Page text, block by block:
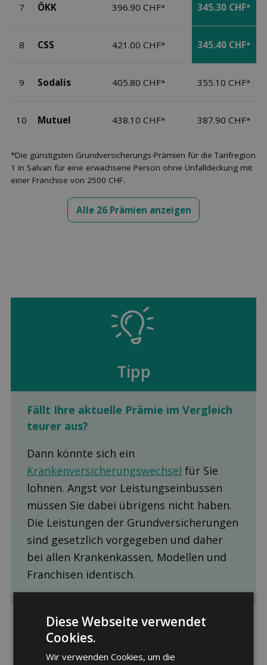
7 ÖKK 396.90 CHF* 345.30 CHF*
8 CSS 421.00 CHF* 345.40 CHF*
9 Sodalis 405.80 CHF* 355.10 CHF*
10 Mutuel 438.10 CHF* 387.90 CHF*
*Die günstigsten Grundversicherungs-Prämien für die Tarifregion
1 in Salvan für eine erwachsene Person ohne Unfalldeckung mit
einer Franchise von 2500 CHF.
Alle 26 Prämien anzeigen
Tipp
Fällt Ihre aktuelle Prämie im Ver­gleich
teurer aus?
Dann könnte sich ein
Krankenversicherungswechsel für Sie
lohnen. Angst vor Leistungseinbussen
müssen Sie dabei übrigens nicht haben.
Die Leistungen der Grundversicherungen
sind gesetzlich vorgegeben und daher
bei allen Krankenkassen, Modellen und
Franchisen identisch.
Diese Webseite verwendet
Cookies.
Wir verwenden Cookies, um die